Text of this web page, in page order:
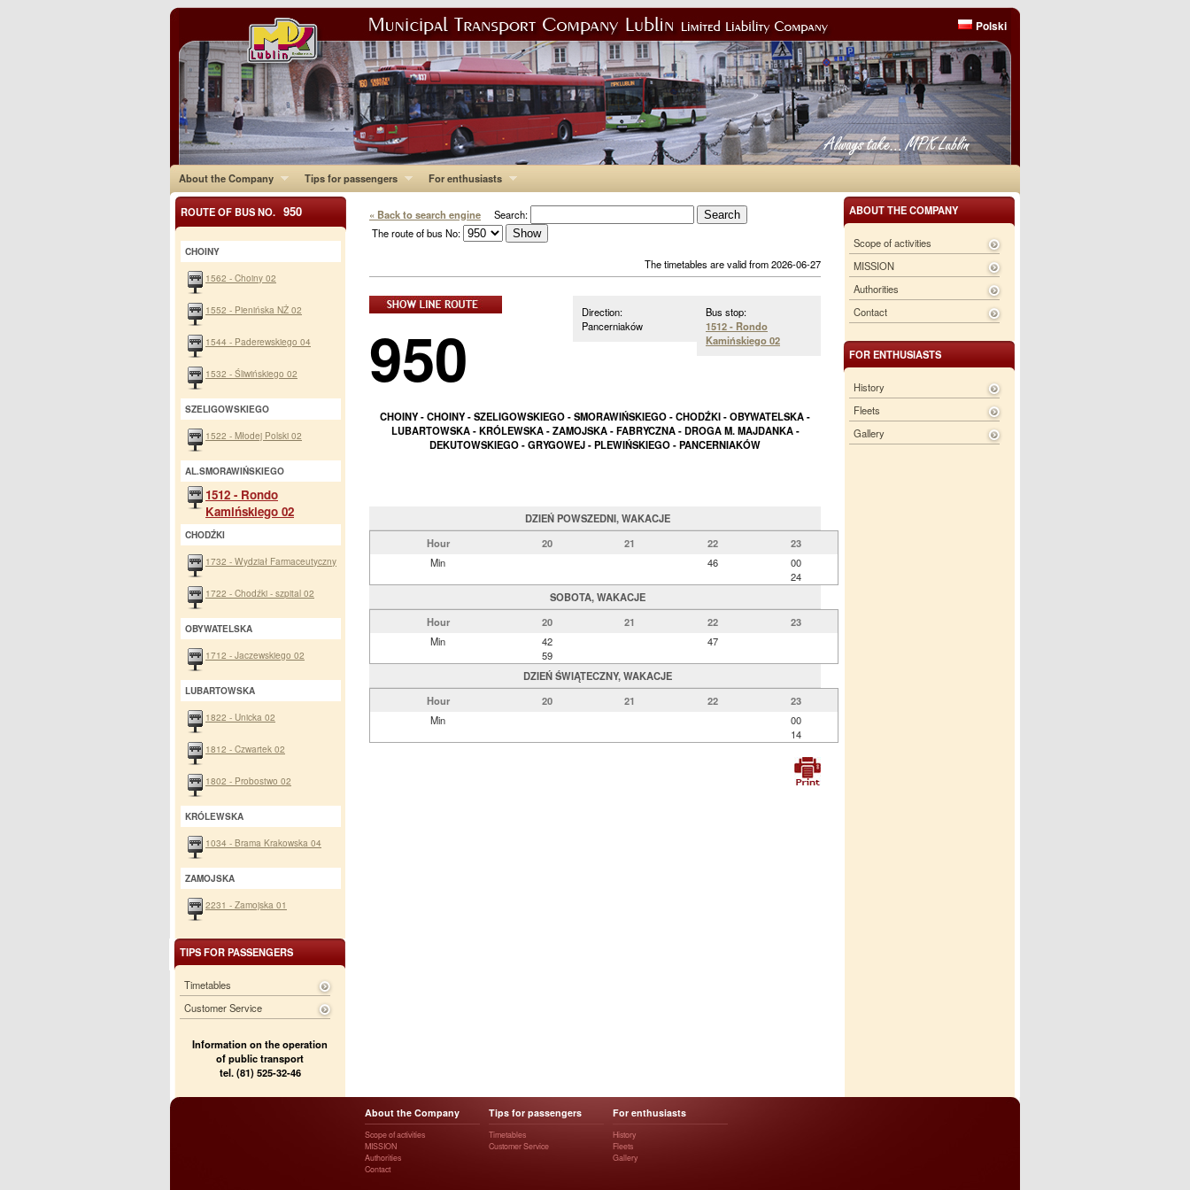
Polski
About the Company Tips for passengers For enthusiasts
ABOUT THE COMPANY
Scope of activities
MISSION
Authorities
Contact
FOR ENTHUSIASTS
History
Fleets
Gallery
« Back to search engine Search:
The route of bus No:
The timetables are valid from 2026-06-27
Bus stop:
1512 - Rondo
Kamińskiego 02
Direction:
Pancerniaków
950
CHOINY - CHOINY - SZELIGOWSKIEGO - SMORAWIŃSKIEGO - CHODŹKI - OBYWATELSKA -
LUBARTOWSKA - KRÓLEWSKA - ZAMOJSKA - FABRYCZNA - DROGA M. MAJDANKA -
DEKUTOWSKIEGO - GRYGOWEJ - PLEWIŃSKIEGO - PANCERNIAKÓW
DZIEŃ POWSZEDNI, WAKACJE
Hour
20 21 22
23
Min
46
00
24
SOBOTA, WAKACJE
Hour
20 21 22
23
Min
42
59
47
DZIEŃ ŚWIĄTECZNY, WAKACJE
Hour
20 21 22
23
Min
00
14
ROUTE OF BUS NO. 950
CHOINY
1562 - Choiny 02
1552 - Pienińska NŻ 02
1544 - Paderewskiego 04
1532 - Śliwińskiego 02
SZELIGOWSKIEGO
1522 - Młodej Polski 02
AL.SMORAWIŃSKIEGO
1512 - Rondo
Kamińskiego 02
CHODŹKI
1732 - Wydział Farmaceutyczny
1722 - Chodźki - szpital 02
OBYWATELSKA
1712 - Jaczewskiego 02
LUBARTOWSKA
1822 - Unicka 02
1812 - Czwartek 02
1802 - Probostwo 02
KRÓLEWSKA
1034 - Brama Krakowska 04
ZAMOJSKA
2231 - Zamojska 01
TIPS FOR PASSENGERS
Timetables
Customer Service
Information on the operation
of public transport
tel. (81) 525-32-46
About the Company
Scope of activities
MISSION
Authorities
Contact
Tips for passengers
Timetables
Customer Service
For enthusiasts
History
Fleets
Gallery